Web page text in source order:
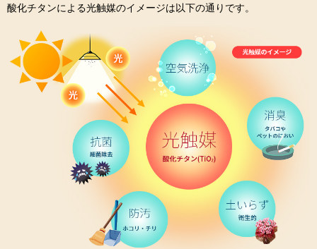
酸化チタンによる光触媒のイメージは以下の通りです。